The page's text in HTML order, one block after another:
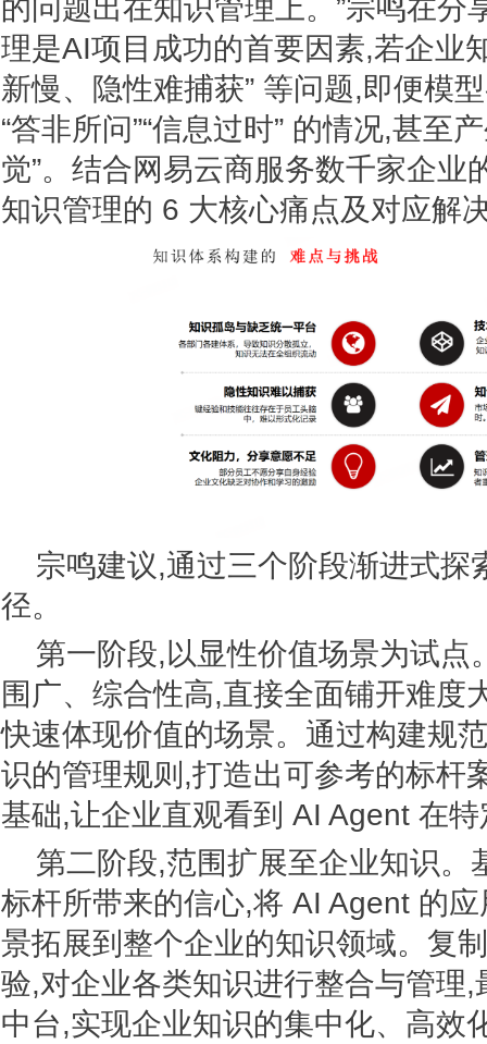
的问题出在知识管理上。”宗鸣在分
理是AI项目成功的首要因素,若企业
新慢、隐性难捕获” 等问题,即便模
“答非所问”“信息过时” 的情况,甚至
觉”。结合网易云商服务数千家企业
知识管理的 6 大核心痛点及对应解
宗鸣建议,通过三个阶段渐进式探
径。
第一阶段,以显性价值场景为试点
围广、综合性高,直接全面铺开难度
快速体现价值的场景。通过构建规
识的管理规则,打造出可参考的标杆
基础,让企业直观看到 AI Agent 在
第二阶段,范围扩展至企业知识。
标杆所带来的信心,将 AI Agent 的
景拓展到整个企业的知识领域。复
验,对企业各类知识进行整合与管理
中台,实现企业知识的集中化、高效